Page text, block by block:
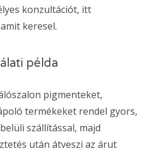
konzultációt, itt
keresel.
példa
pigmenteket,
termékeket rendel gyors,
szállítással, majd
után átveszi az árut